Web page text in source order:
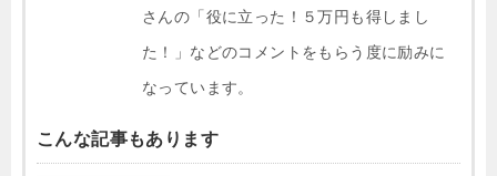
さんの「役に立った！５万円も得しまし
た！」などのコメントをもらう度に励みに
なっています。
こんな記事もあります